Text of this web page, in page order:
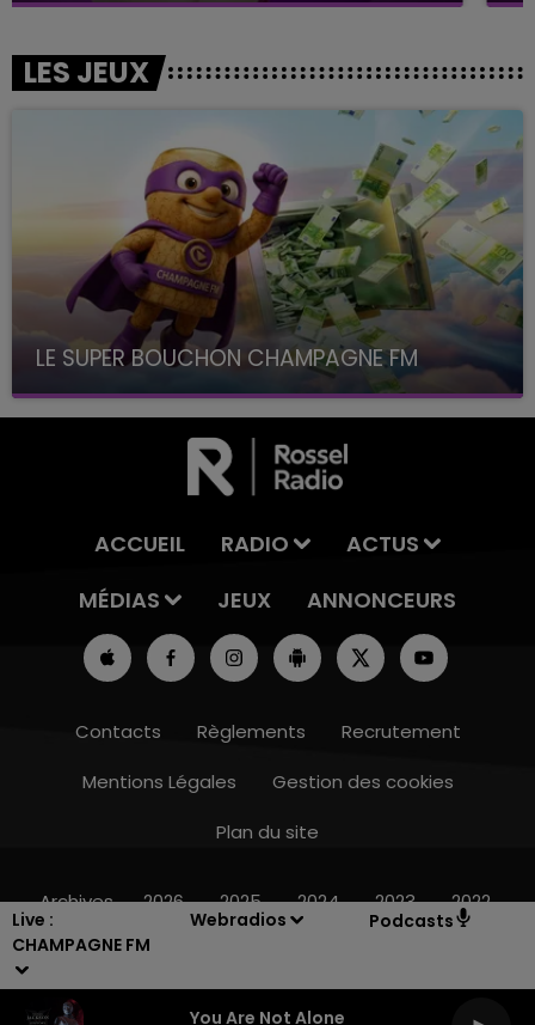
Live :
CHAMPAGNE FM
Webradios Podcasts
You Are Not Alone
10h00 - 14h00
LES JEUX
LE SUPER BOUCHON CHAMPAGNE FM
avec La Famille Champagne FM, à 8H10
ACCUEIL RADIO
ACTUS
MÉDIAS
JEUX ANNONCEURS
Contacts Règlements
Recrutement
Mentions Légales
Gestion des cookies
Plan du site
Archives 2026 2025 2024 2023 2022